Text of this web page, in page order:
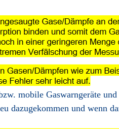
mobile Gaswarngeräte
dazugekommen und wenn